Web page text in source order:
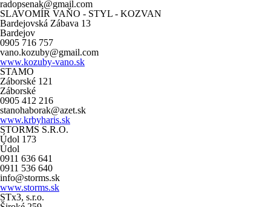
radopsenak@gmail.com
SLAVOMÍR VAŇO - STYL - KOZVAN
Bardejovská Zábava 13
Bardejov
0905 716 757
vano.kozuby@gmail.com
www.kozuby-vano.sk
STAMO
Záborské 121
Záborské
0905 412 216
stanohaborak@azet.sk
www.krbyharis.sk
STORMS S.R.O.
Údol 173
Údol
0911 636 641
0911 536 640
info@storms.sk
www.storms.sk
STx3, s.r.o.